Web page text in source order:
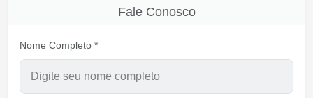
Fale Conosco
Nome Completo *